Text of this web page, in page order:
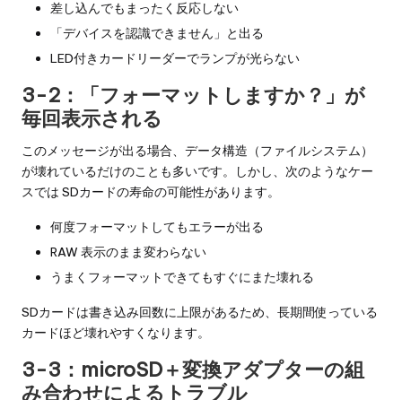
差し込んでもまったく反応しない
「デバイスを認識できません」と出る
LED付きカードリーダーでランプが光らない
3-2：「フォーマットしますか？」が
毎回表示される
このメッセージが出る場合、データ構造（ファイルシステム）
が壊れているだけのことも多いです。しかし、次のようなケー
スでは SDカードの寿命の可能性があります。
何度フォーマットしてもエラーが出る
RAW 表示のまま変わらない
うまくフォーマットできてもすぐにまた壊れる
SDカードは書き込み回数に上限があるため、長期間使っている
カードほど壊れやすくなります。
3-3：microSD＋変換アダプターの組
み合わせによるトラブル